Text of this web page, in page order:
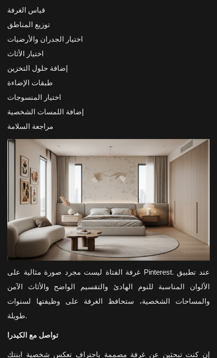
قياس الغرفة
توزيع المناطق
اختيار الجدران والأرضيات
اختيار الأثاث
إضافة حلول التخزين
طبقات الإضاءة
اختيار المنسوجات
إضافة اللمسات الشخصية
مراجعة السلامة
غرفة الفتاة ليست مجرد صورة مثالية على Pinterest. عند تطبيق
الألوان المناسبة للنوم الهادئ والتقسيم الواضح والأثاث الآمن
والمساحات الشخصية، ستحافظ الغرفة على وظيفتها لسنوات
طويلة.
تواصل مع الكيدرا
إن كنت تبحثين عن غرفة مصممة باحتراف تعكس شخصية ابنتك